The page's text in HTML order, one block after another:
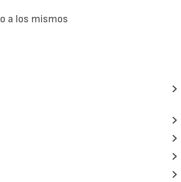
a los mismos